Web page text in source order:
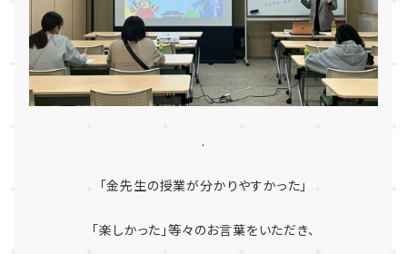
.
「金先生の授業が分かりやすかった」
「楽しかった」等々のお言葉をいただき、